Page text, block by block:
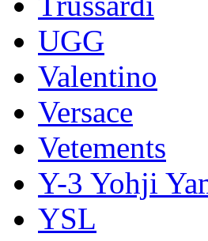
UGG
Valentino
Versace
Vetements
Y-3 Yohji
YSL